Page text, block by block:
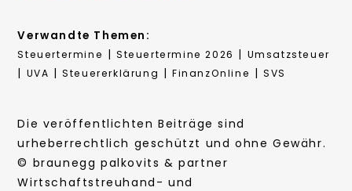
Verwandte Themen:
Steuertermine |Steuertermine 2026 | Umsatzsteuer
| UVA |Steuererklärung |FinanzOnline |SVS
Die veröffentlichten Beiträge sind
urheberrechtlich geschützt und ohne Gewähr.
© braunegg palkovits & partner
Wirtschaftstreuhand- und